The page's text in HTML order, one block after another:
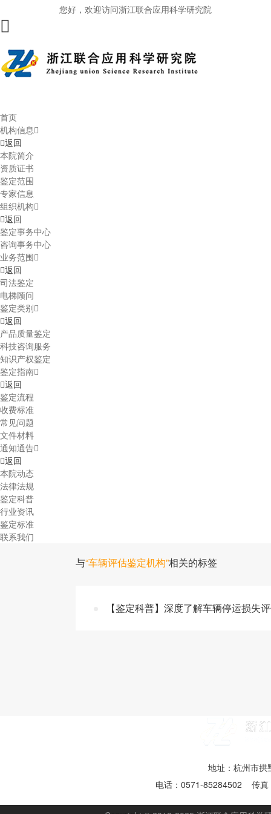
您好，欢迎访问浙江联合应用科学研究院
首页
机构信息
返回
本院简介
资质证书
鉴定范围
专家信息
组织机构
返回
鉴定事务中心
咨询事务中心
业务范围
返回
司法鉴定
电梯顾问
鉴定类别
返回
产品质量鉴定
科技咨询服务
知识产权鉴定
鉴定指南
返回
鉴定流程
收费标准
常见问题
文件材料
通知通告
返回
本院动态
法律法规
鉴定科普
行业资讯
鉴定标准
联系我们
与“车辆评估鉴定机构”相关的标签
【鉴定科普】深度了解车辆停运损失
地址：杭州市拱
电话：0571-85284502 传